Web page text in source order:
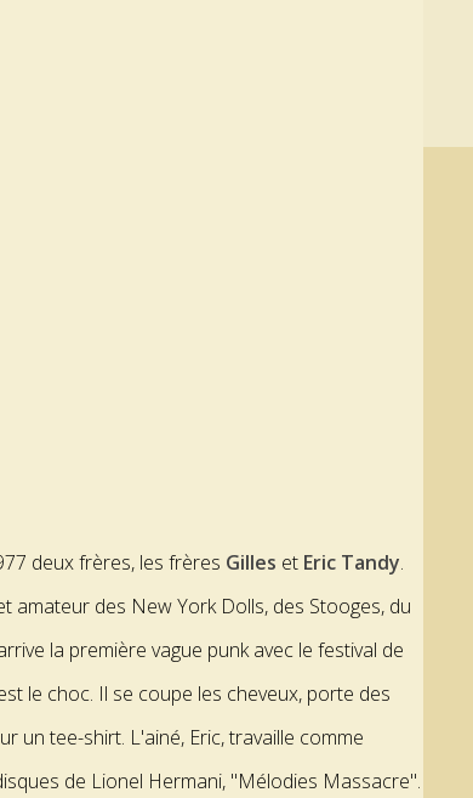
deux frères, les frères Gilles et Eric Tandy.
amateur des New York Dolls, des Stooges, du
la première vague punk avec le festival de
le choc. Il se coupe les cheveux, porte des
un tee-shirt. L'ainé, Eric, travaille comme
de Lionel Hermani, "Mélodies Massacre".